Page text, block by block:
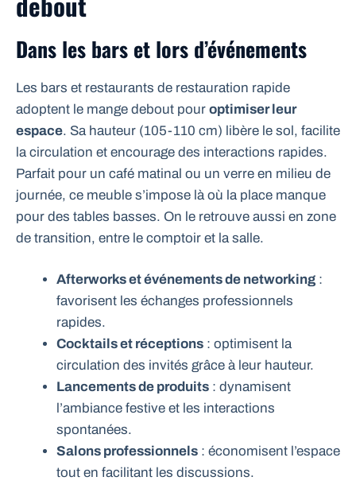
Dans les bars et lors d’événements
Les bars et restaurants de restauration rapide
adoptent le mange debout pour optimiser leur
espace. Sa hauteur (105-110 cm) libère le sol, facilite
la circulation et encourage des interactions rapides.
Parfait pour un café matinal ou un verre en milieu de
journée, ce meuble s’impose là où la place manque
pour des tables basses. On le retrouve aussi en zone
de transition, entre le comptoir et la salle.
Afterworks et événements de networking :
favorisent les échanges professionnels
rapides.
Cocktails et réceptions : optimisent la
circulation des invités grâce à leur hauteur.
Lancements de produits : dynamisent
l’ambiance festive et les interactions
spontanées.
Salons professionnels : économisent l’espace
tout en facilitant les discussions.